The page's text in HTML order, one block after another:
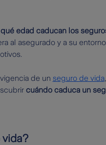
edad caducan los
al asegurado y a su
de un seguro de vida
cuándo caduca un
vida?